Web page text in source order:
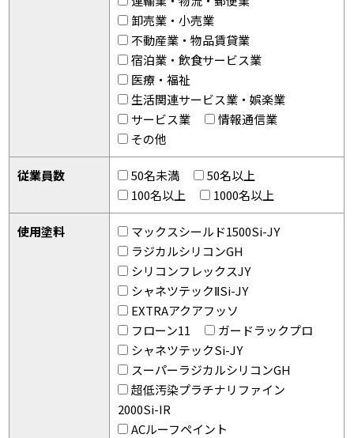
卸売業・小売業
不動産業・物品賃貸業
宿泊業・飲食サービス業
医療・福祉
生活関連サービス業・娯楽業
サービス業
情報通信業
その他
従業員数 50名未満
50名以上
100名以上
1000名以上
使用塗料
マックスシールド1500Si-JY
ラジカルシリコンGH
シリコンフレックスJY
シャネツテックⅡSi-JY
EXTRAアクアフッソ
フローン11
ガードラックプロ
シャネツテックSi-JY
スーパーラジカルシリコンGH
超低汚染プラチナリファイン
2000Si-IR
ACルーフペイント